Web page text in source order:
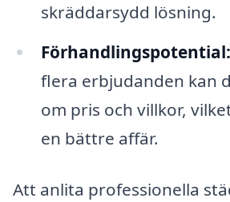
skräddarsydd lösning.
Förhandlingspotential:
flera erbjudanden kan
om pris och villkor,
en bättre affär.
Att anlita professionella